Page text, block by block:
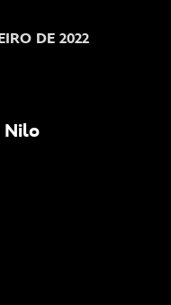
DE 2022
Nilo